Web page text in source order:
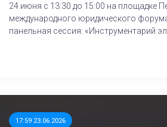
24 июня с 13:30 до 15:00 на площадке
международного юридического
панельная сессия: «Инструментарий
17:59 23.06.2026